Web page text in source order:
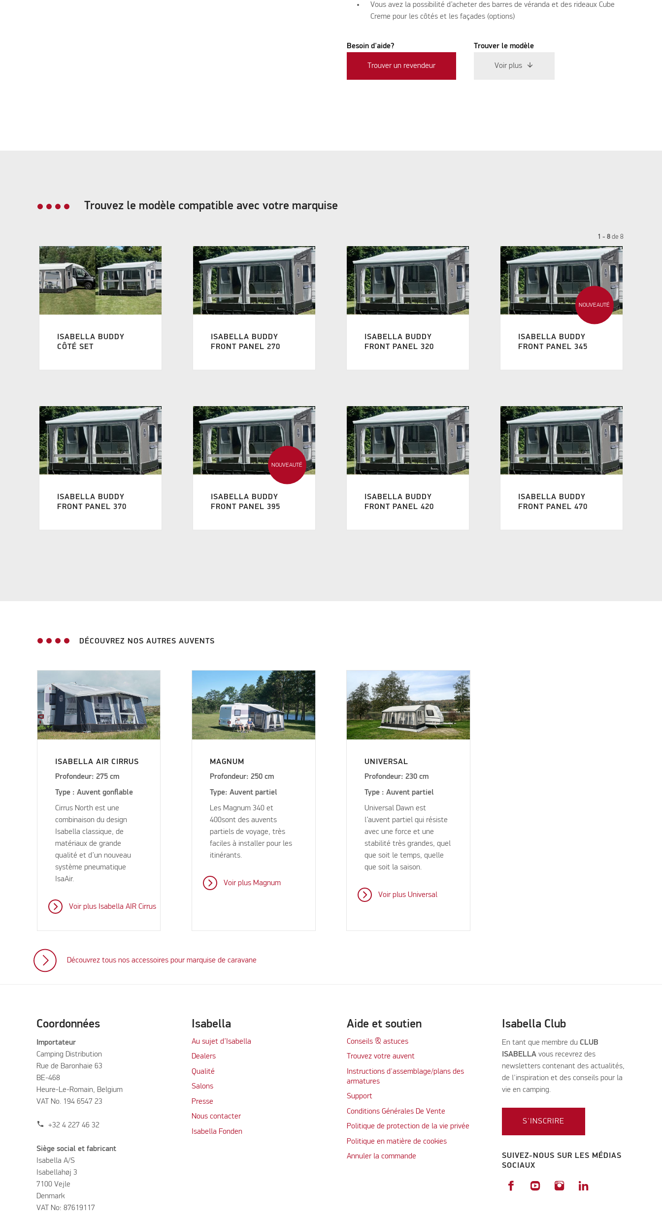
Vous avez la possibilité d’acheter des barres de véranda et des rideaux Cube
Creme pour les côtés et les façades (options)
Besoin d'aide?
Trouver un revendeur
Trouver le modèle
Voir plus
Trouvez le modèle compatible avec votre marquise
1 - 8 de8
ISABELLA BUDDY
CÔTÉ SET
ISABELLA BUDDY
FRONT PANEL 270
ISABELLA BUDDY
FRONT PANEL 320
NOUVEAUTÉ
ISABELLA BUDDY
FRONT PANEL 345
ISABELLA BUDDY
FRONT PANEL 370
NOUVEAUTÉ
ISABELLA BUDDY
FRONT PANEL 395
ISABELLA BUDDY
FRONT PANEL 420
ISABELLA BUDDY
FRONT PANEL 470
DÉCOUVREZ NOS AUTRES AUVENTS
ISABELLA AIR CIRRUS
Profondeur: 275 cm
Type : Auvent gonflable
Cirrus North est une
combinaison du design
Isabella classique, de
matériaux de grande
qualité et d’un nouveau
système pneumatique
IsaAir.
Voir plus Isabella AIR Cirrus
MAGNUM
Profondeur: 250 cm
Type: Auvent partiel
Les Magnum 340 et
400sont des auvents
partiels de voyage, très
faciles à installer pour les
itinérants.
Voir plus Magnum
UNIVERSAL
Profondeur: 230 cm
Type : Auvent partiel
Universal Dawn est
l’auvent partiel qui résiste
avec une force et une
stabilité très grandes, quel
que soit le temps, quelle
que soit la saison.
Voir plus Universal
Découvrez tous nos accessoires pour marquise de caravane
Coordonnées
Importateur
Camping Distribution
Rue de Baronhaie 63
BE-468
Heure-Le-Romain, Belgium
VAT No. 194 6547 23
phone +32 4 227 46 32
Siège social et fabricant
Isabella A/S
Isabellahøj 3
7100 Vejle
Denmark
VAT No: 87619117
Isabella
Au sujet d’Isabella
Dealers
Qualité
Salons
Presse
Nous contacter
Isabella Fonden
Aide et soutien
Conseils & astuces
Trouvez votre auvent
Instructions d'assemblage/plans des
armatures
Support
Conditions Générales De Vente
Politique de protection de la vie privée
Politique en matière de cookies
Annuler la commande
Isabella Club
En tant que membre du CLUB
ISABELLA vous recevrez des
newsletters contenant des actualités,
de l'inspiration et des conseils pour la
vie en camping.
S'INSCRIRE
SUIVEZ-NOUS SUR LES MÉDIAS
SOCIAUX